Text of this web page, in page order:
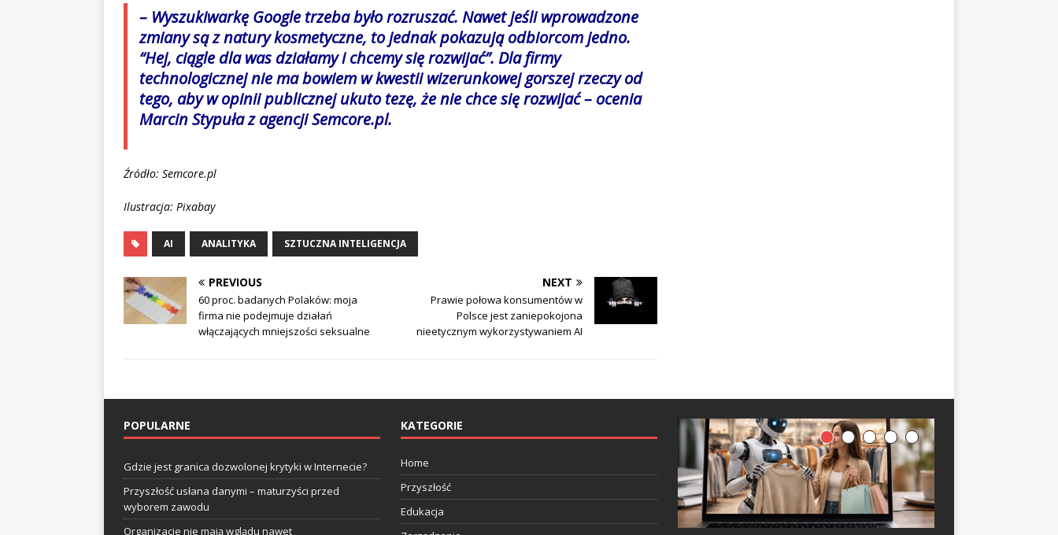
– Wyszukiwarkę Google trzeba było rozruszać. Nawet jeśli wprowadzone
zmiany są z natury kosmetyczne, to jednak pokazują odbiorcom jedno.
“Hej, ciągle dla was działamy i chcemy się rozwijać”. Dla firmy
technologicznej nie ma bowiem w kwestii wizerunkowej gorszej rzeczy od
tego, aby w opinii publicznej ukuto tezę, że nie chce się rozwijać – ocenia
Marcin Stypuła z agencjiSemcore.pl.
Źródło: Semcore.pl
Ilustracja: Pixabay
AI ANALITYKA SZTUCZNA INTELIGENCJA
PREVIOUS
60 proc. badanych Polaków: moja
firma nie podejmuje działań
włączających mniejszości seksualne
NEXT
Prawie połowa konsumentów w
Polsce jest zaniepokojona
nieetycznym wykorzystywaniem AI
POPULARNE
Gdzie jest granica dozwolonej krytyki w Internecie?
Przyszłość usłana danymi – maturzyści przed
wyborem zawodu
Organizacje nie mają wglądu nawet
KATEGORIE
Home
Przyszłość
Edukacja